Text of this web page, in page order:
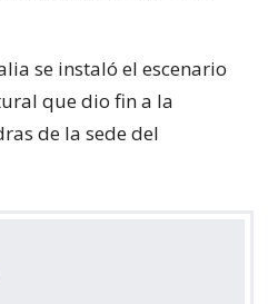
se instaló el escenario
que dio fin a la
de la sede del